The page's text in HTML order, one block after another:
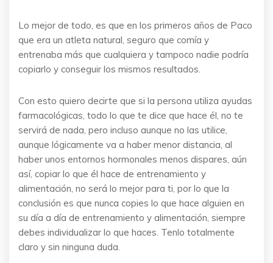
Lo mejor de todo, es que en los primeros años de Paco
que era un atleta natural, seguro que comía y
entrenaba más que cualquiera y tampoco nadie podría
copiarlo y conseguir los mismos resultados.
Con esto quiero decirte que si la persona utiliza ayudas
farmacológicas, todo lo que te dice que hace él, no te
servirá de nada, pero incluso aunque no las utilice,
aunque lógicamente va a haber menor distancia, al
haber unos entornos hormonales menos dispares, aún
así, copiar lo que él hace de entrenamiento y
alimentación, no será lo mejor para ti, por lo que la
conclusión es que nunca copies lo que hace alguien en
su día a día de entrenamiento y alimentación, siempre
debes individualizar lo que haces. Tenlo totalmente
claro y sin ninguna duda.